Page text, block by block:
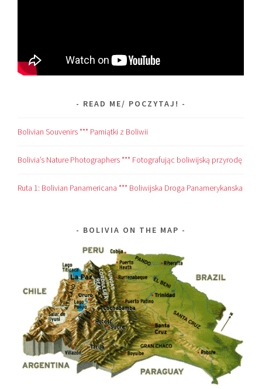
READ ME/ POCZYTAJ!
Bolivian Souvenirs *** Pamiątki z Boliwii
Bolivia’s Nature Photographers *** Fotografując boliwijską przyrodę
Ruta 1: Bolivian Panamericana *** Boliwijska Droga Panamerykanska
BOLIVIA ON THE MAP